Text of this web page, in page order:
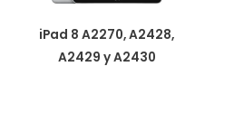
iPad 8 A2270, A2428,
A2429 y A2430